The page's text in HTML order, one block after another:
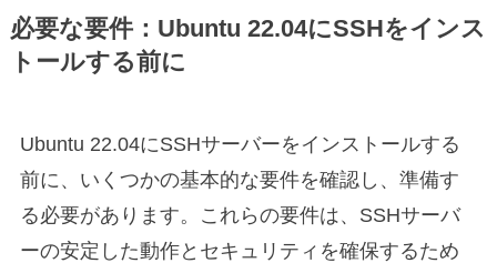
必要な要件：Ubuntu 22.04にSSHをインス
トールする前に
Ubuntu 22.04にSSHサーバーをインストールする
前に、いくつかの基本的な要件を確認し、準備す
る必要があります。これらの要件は、SSHサーバ
ーの安定した動作とセキュリティを確保するため